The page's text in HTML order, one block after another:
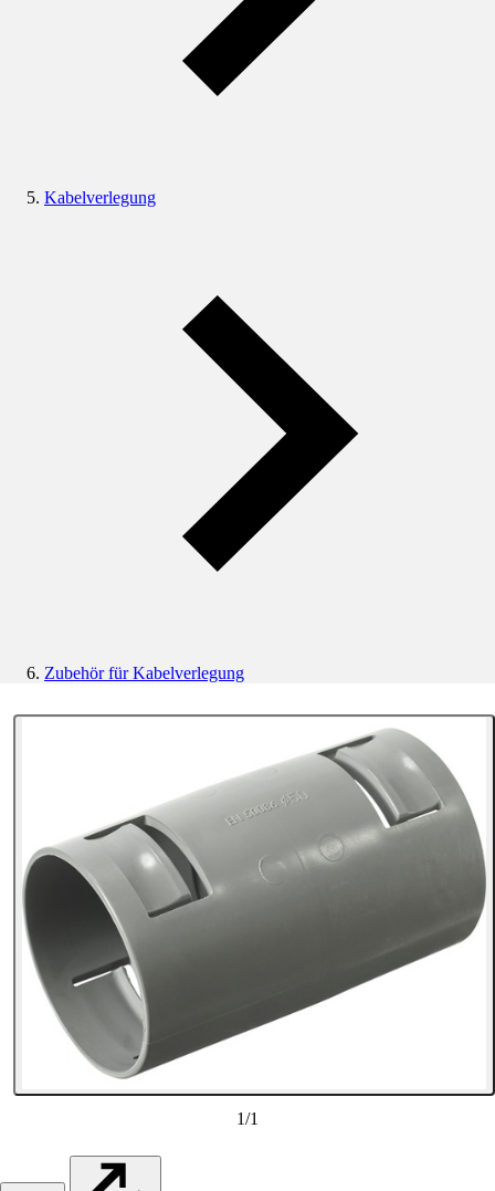
Kabelverlegung
Zubehör für Kabelverlegung
1/1